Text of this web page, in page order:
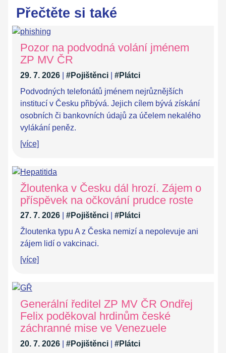
Přečtěte si také
Pozor na podvodná volání jménem
ZP MV ČR
29. 7. 2026 #Pojištěnci
#Plátci
Podvodných telefonátů jménem nejrůznějších
institucí v Česku přibývá. Jejich cílem bývá získání
osobních či bankovních údajů za účelem nekalého
vylákání peněz.
[více]
Žloutenka v Česku dál hrozí. Zájem o
příspěvek na očkování prudce roste
27. 7. 2026 #Pojištěnci
#Plátci
Žloutenka typu A z Česka nemizí a nepolevuje ani
zájem lidí o vakcinaci.
[více]
Generální ředitel ZP MV ČR Ondřej
Felix poděkoval hrdinům české
záchranné mise ve Venezuele
20. 7. 2026 #Pojištěnci
#Plátci